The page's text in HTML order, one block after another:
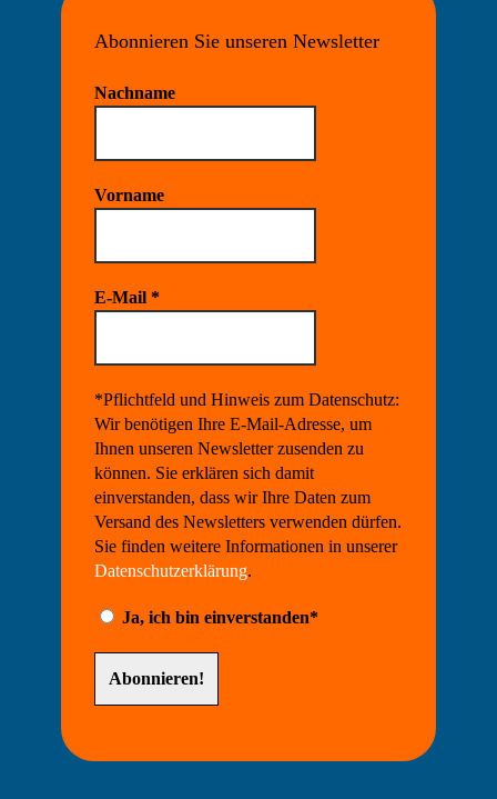
Abonnieren Sie unseren Newsletter
Nachname
Vorname
E-Mail *
*Pflichtfeld und Hinweis zum Datenschutz:
Wir benötigen Ihre E-Mail-Adresse, um
Ihnen unseren Newsletter zusenden zu
können. Sie erklären sich damit
einverstanden, dass wir Ihre Daten zum
Versand des Newsletters verwenden dürfen.
Sie finden weitere Informationen in unserer
Datenschutzerklärung.
Ja, ich bin einverstanden*